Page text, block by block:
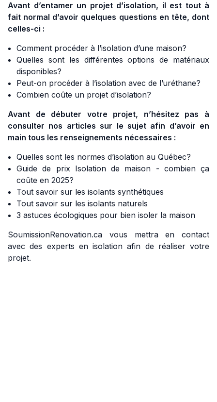
Avant d’entamer un projet d’isolation, il est tout à
fait normal d’avoir quelques questions en tête, dont
celles-ci :
Comment procéder à l’isolation d’une maison?
Quelles sont les différentes options de matériaux
disponibles?
Peut-on procéder à l’isolation avec de l’uréthane?
Combien coûte un projet d’isolation?
Avant de débuter votre projet, n’hésitez pas à
consulter nos articles sur le sujet afin d’avoir en
main tous les renseignements nécessaires :
Quelles sont les normes d’isolation au Québec?
Guide de prix Isolation de maison - combien ça
coûte en 2025?
Tout savoir sur les isolants synthétiques
Tout savoir sur les isolants naturels
3 astuces écologiques pour bien isoler la maison
SoumissionRenovation.ca vous mettra en contact
avec des experts en isolation afin de réaliser votre
projet.